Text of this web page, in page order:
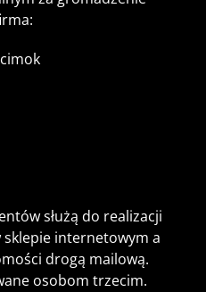
służą do realizacji
sklepie internetowym a
drogą mailową.
osobom trzecim.